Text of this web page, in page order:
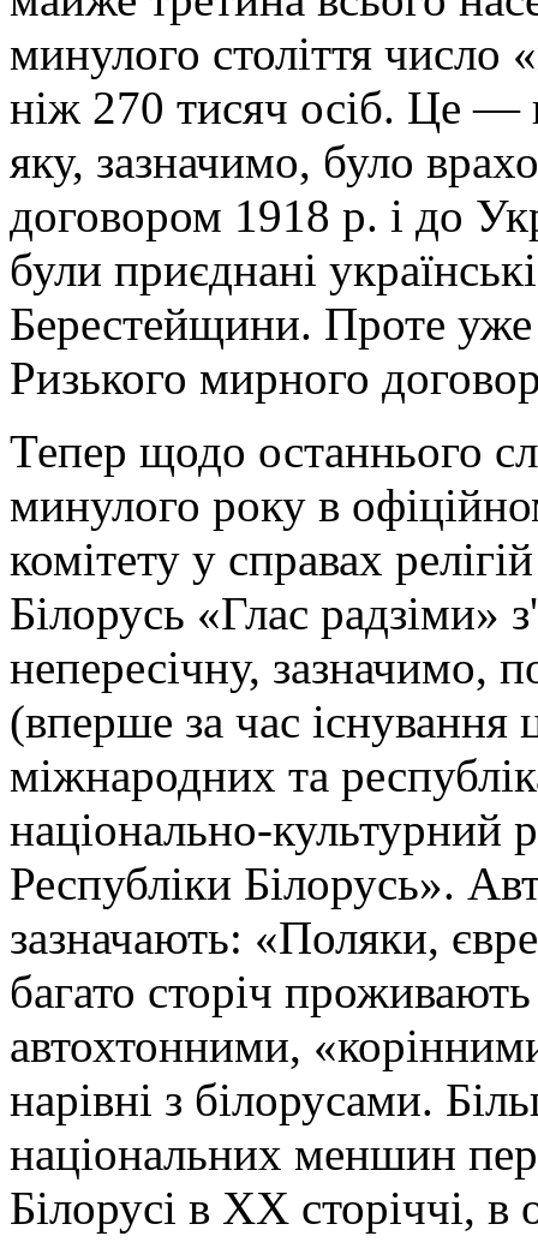
минулого століття число
ніж 270 тисяч осіб. Це —
яку, зазначимо, було
договором 1918 р. і до
були приєднані
Берестейщини. Проте уже
Ризького мирного
Тепер щодо останнього
минулого року в
комітету у справах
Білорусь «Глас радзіми»
непересічну, зазначимо,
(вперше за час існування
міжнародних та
національно-культурний
Республіки Білорусь».
зазначають: «Поляки,
багато сторіч
автохтонними,
нарівні з білорусами.
національних меншин
Білорусі в ХХ сторіччі,